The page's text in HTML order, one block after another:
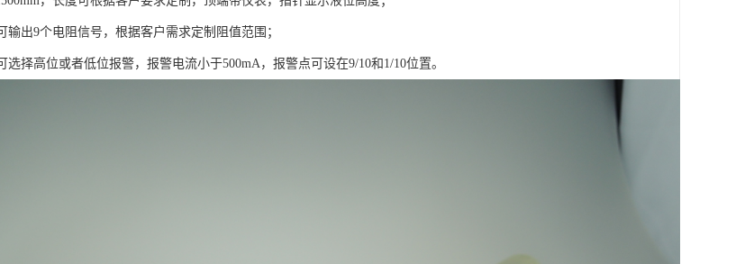
输出9个电阻信号，根据客户需求定制阻值范围；
选择高位或者低位报警，报警电流小于500mA，报警点可设在9/10和1/10位置。